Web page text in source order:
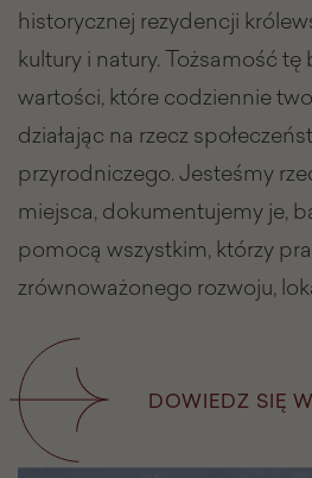
historycznej rezydencji
kultury i natury. Tożsamość
wartości, które codziennie
działając na rzecz
przyrodniczego. Jesteśmy
miejsca, dokumentujemy je,
pomocą wszystkim, którzy
zrównoważonego rozwoju,
DOWIEDZ SIĘ